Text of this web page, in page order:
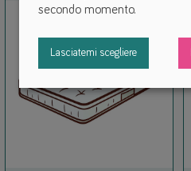
secondo momento.
Lasciatemi scegliere